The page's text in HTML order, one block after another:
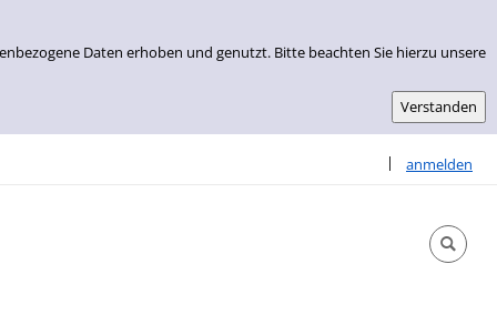
Daten erhoben und genutzt. Bitte beachten Sie hierzu unsere
| anmelden
Sprache